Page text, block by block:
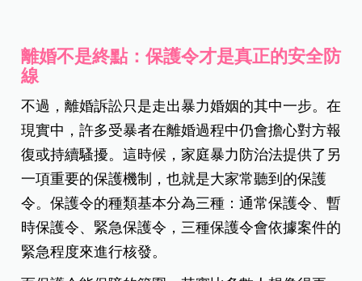
離婚不是終點：保護令才是真正的安全防
線
不過，離婚訴訟只是走出暴力婚姻的其中一步。在
現實中，許多受暴者在離婚過程中仍會擔心對方報
復或持續騷擾。這時候，家庭暴力防治法提供了另
一項重要的保護機制，也就是大家常聽到的保護
令。保護令的種類基本分為三種：通常保護令、暫
時保護令、緊急保護令，三種保護令會依據案件的
緊急程度來進行核發。